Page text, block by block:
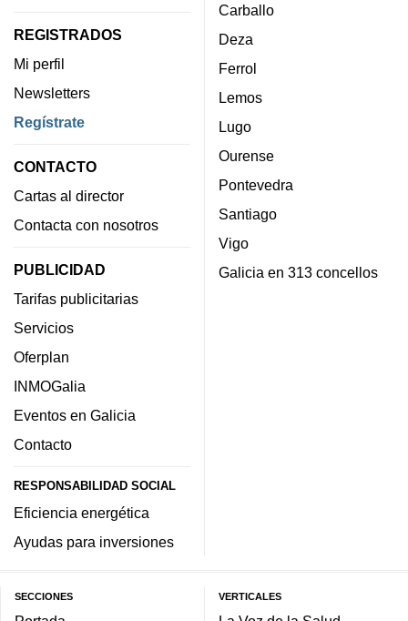
REGISTRADOS
Mi perfil
Newsletters
Regístrate
CONTACTO
Cartas al director
Contacta con nosotros
PUBLICIDAD
Tarifas publicitarias
Servicios
Oferplan
INMOGalia
Eventos en Galicia
Contacto
RESPONSABILIDAD SOCIAL
Eficiencia energética
Ayudas para inversiones
Carballo
Deza
Ferrol
Lemos
Lugo
Ourense
Pontevedra
Santiago
Vigo
Galicia en 313 concellos
SECCIONES VERTICALES